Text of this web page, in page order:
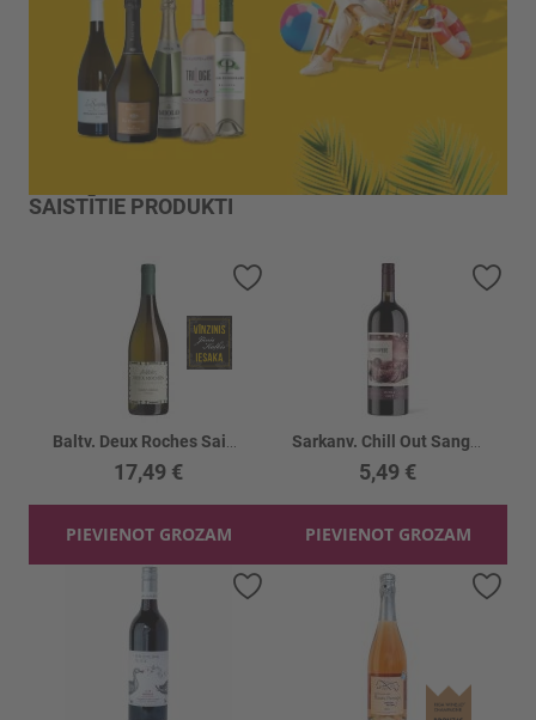
SAISTĪTIE PRODUKTI
17,49 €
PIEVIENOT GROZAM
5,49 €
PIEVIENOT GROZAM
Pievienot vēlmju sarakstam